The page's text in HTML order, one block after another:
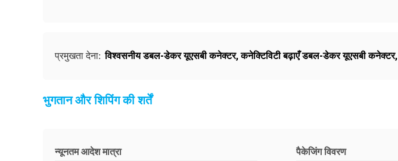
प्रमुखता देना: विश्वसनीय डबल-डेकर यूएसबी कनेक्टर,कनेक्टिविटी बढ़ाएँ डबल-डेकर यूएसबी कनेक्टर,
भुगतान और शिपिंग की शर्तें
न्यूनतम आदेश मात्रा पैकेजिंग विवरण